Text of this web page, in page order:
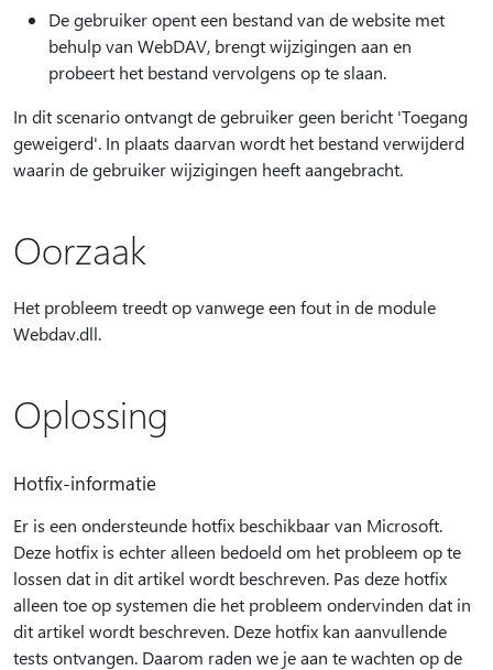
De gebruiker opent een bestand van de website met
behulp van WebDAV, brengt wijzigingen aan en
probeert het bestand vervolgens op te slaan.
In dit scenario ontvangt de gebruiker geen bericht 'Toegang
geweigerd'. In plaats daarvan wordt het bestand verwijderd
waarin de gebruiker wijzigingen heeft aangebracht.
Oorzaak
Het probleem treedt op vanwege een fout in de module
Webdav.dll.
Oplossing
Hotfix-informatie
Er is een ondersteunde hotfix beschikbaar van Microsoft.
Deze hotfix is echter alleen bedoeld om het probleem op te
lossen dat in dit artikel wordt beschreven. Pas deze hotfix
alleen toe op systemen die het probleem ondervinden dat in
dit artikel wordt beschreven. Deze hotfix kan aanvullende
tests ontvangen. Daarom raden we je aan te wachten op de